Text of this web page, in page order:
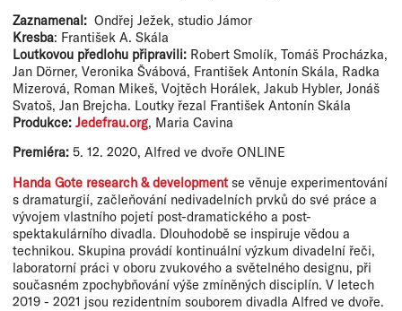
Zaznamenal: Ondřej Ježek, studio Jámor
Kresba: František A. Skála
Loutkovou předlohu připravili: Robert Smolík, Tomáš Procházka,
Jan Dörner, Veronika Švábová, František Antonín Skála, Radka
Mizerová, Roman Mikeš, Vojtěch Horálek, Jakub Hybler, Jonáš
Svatoš, Jan Brejcha. Loutky řezal František Antonín Skála
Produkce: Jedefrau.org, Maria Cavina
Premiéra: 5. 12. 2020, Alfred ve dvoře ONLINE
Handa Gote research & development se věnuje experimentování
s dramaturgií, začleňování nedivadelních prvků do své práce a
vývojem vlastního pojetí post-dramatického a post-
spektakulárního divadla. Dlouhodobě se inspiruje vědou a
technikou. Skupina provádí kontinuální výzkum divadelní řeči,
laboratorní práci v oboru zvukového a světelného designu, při
současném zpochybňování výše zmíněných disciplín. V letech
2019 - 2021 jsou rezidentním souborem divadla Alfred ve dvoře.